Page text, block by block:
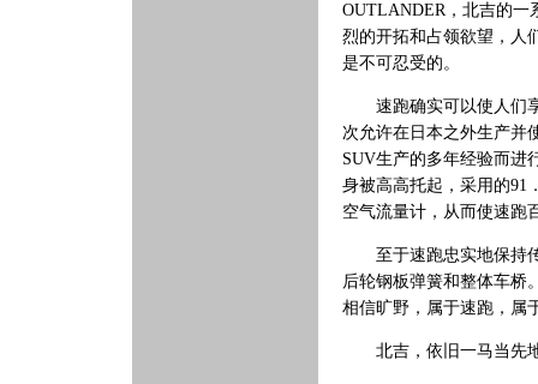
OUTLANDER，北吉的一
烈的开拓和占领欲望，人
是不可忍受的。
速跑确实可以使人们享
次允许在日本之外生产并
SUV生产的多年经验而进
身被高高托起，采用的91
空气流量计，从而使速跑
至于速跑忠实地保持传
后轮钢板弹簧和整体车桥
相信旷野，属于速跑，属
北吉，依旧一马当先地